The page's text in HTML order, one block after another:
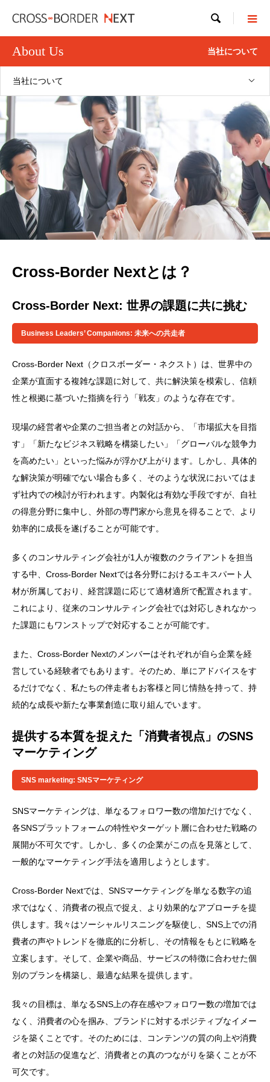

About Us 当社について
当社について
Cross-Border Nextとは？
Cross-Border Next: 世界の課題に共に挑む
Business Leaders’ Companions: 未来への共走者
Cross-Border Next（クロスボーダー・ネクスト）は、世界中の
企業が直面する複雑な課題に対して、共に解決策を模索し、信頼
性と根拠に基づいた指摘を行う「戦友」のような存在です。
現場の経営者や企業のご担当者との対話から、「市場拡大を目指
す」「新たなビジネス戦略を構築したい」「グローバルな競争力
を高めたい」といった悩みが浮かび上がります。しかし、具体的
な解決策が明確でない場合も多く、そのような状況においてはま
ず社内での検討が行われます。内製化は有効な手段ですが、自社
の得意分野に集中し、外部の専門家から意見を得ることで、より
効率的に成長を遂げることが可能です。
多くのコンサルティング会社が1人が複数のクライアントを担当
する中、Cross-Border Nextでは各分野におけるエキスパート人
材が所属しており、経営課題に応じて適材適所で配置されます。
これにより、従来のコンサルティング会社では対応しきれなかっ
た課題にもワンストップで対応することが可能です。
また、Cross-Border Nextのメンバーはそれぞれが自ら企業を経
営している経験者でもあります。そのため、単にアドバイスをす
るだけでなく、私たちの伴走者もお客様と同じ情熱を持って、持
続的な成長や新たな事業創造に取り組んでいます。
提供する本質を捉えた「消費者視点」のSNS
マーケティング
SNS marketing: SNSマーケティング
SNSマーケティングは、単なるフォロワー数の増加だけでなく、
各SNSプラットフォームの特性やターゲット層に合わせた戦略の
展開が不可欠です。しかし、多くの企業がこの点を見落として、
一般的なマーケティング手法を適用しようとします。
Cross-Border Nextでは、SNSマーケティングを単なる数字の追
求ではなく、消費者の視点で捉え、より効果的なアプローチを提
供します。我々はソーシャルリスニングを駆使し、SNS上での消
費者の声やトレンドを徹底的に分析し、その情報をもとに戦略を
立案します。そして、企業や商品、サービスの特徴に合わせた個
別のプランを構築し、最適な結果を提供します。
我々の目標は、単なるSNS上の存在感やフォロワー数の増加では
なく、消費者の心を掴み、ブランドに対するポジティブなイメー
ジを築くことです。そのためには、コンテンツの質の向上や消費
者との対話の促進など、消費者との真のつながりを築くことが不
可欠です。